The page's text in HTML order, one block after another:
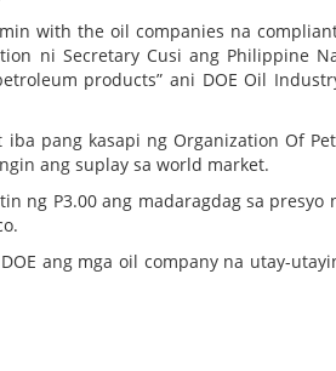
with the oil companies na
ni Secretary Cusi ang Philippine
products” ani DOE Oil
pang kasapi ng Organization Of
ang suplay sa world market.
ng P3.00 ang madaragdag sa
ang mga oil company na utay-